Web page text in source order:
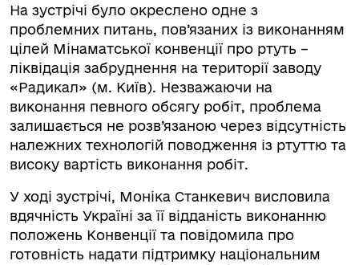
На зустрічі було окреслено одне з
проблемних питань, пов’язаних із виконанням
цілей Мінаматської конвенції про ртуть –
ліквідація забруднення на території заводу
«Радикал» (м. Київ). Незважаючи на
виконання певного обсягу робіт, проблема
залишається не розв’язаною через відсутність
належних технологій поводження із ртуттю та
високу вартість виконання робіт.
У ході зустрічі, Моніка Станкевич висловила
вдячність Україні за її відданість виконанню
положень Конвенції та повідомила про
готовність надати підтримку національним